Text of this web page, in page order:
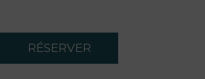
RÉSERVER